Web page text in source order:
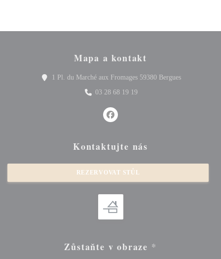
Mapa a kontakt
1 Pl. du Marché aux Fromages 59380 Bergues((otevře se v
03 28 68 19 19
Facebook ((otevře se v novém
Kontaktujte nás
REZERVOVAT STŮL
Zůstaňte v obraze *